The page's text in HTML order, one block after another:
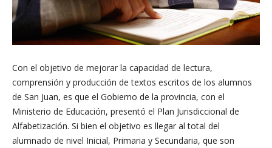
Con el objetivo de mejorar la capacidad de lectura,
comprensión y producción de textos escritos de los alumnos
de San Juan, es que el Gobierno de la provincia, con el
Ministerio de Educación, presentó el Plan Jurisdiccional de
Alfabetización. Si bien el objetivo es llegar al total del
alumnado de nivel Inicial, Primaria y Secundaria, que son